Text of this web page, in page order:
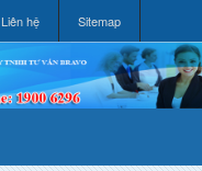
Liên hệ Sitemap